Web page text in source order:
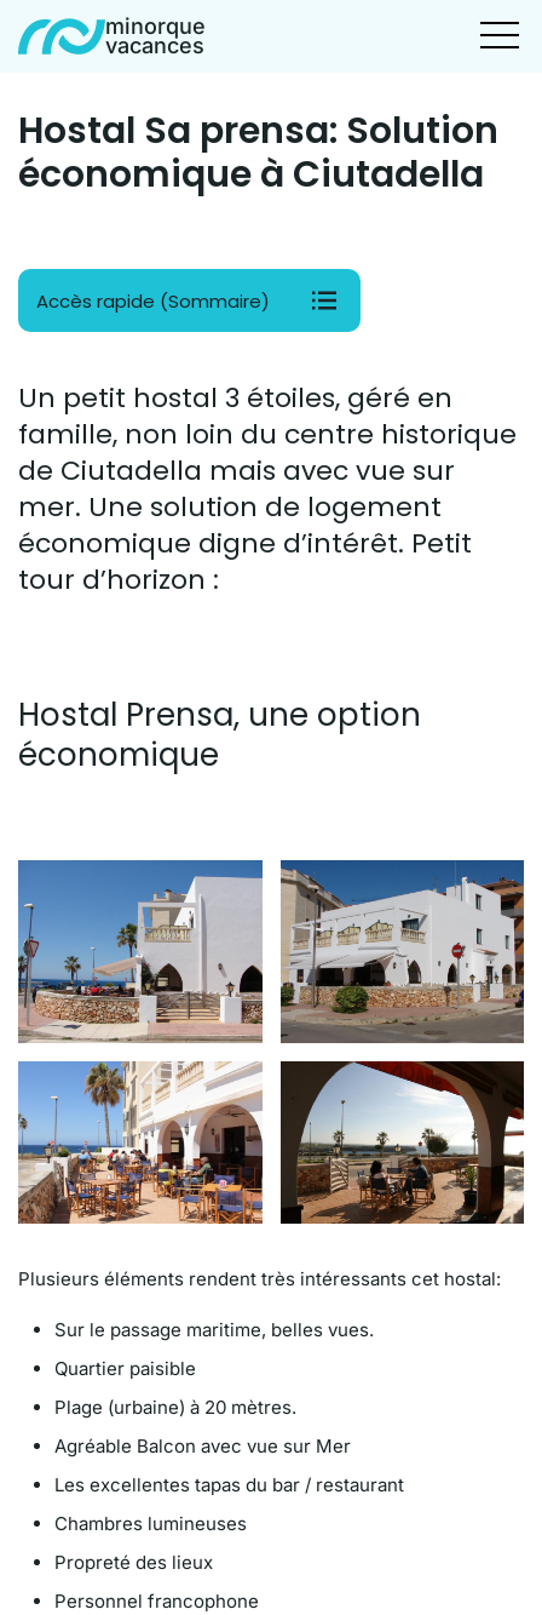
minorque
vacances
Hostal Sa prensa: Solution
économique à Ciutadella
Accès rapide (Sommaire)
Un petit hostal 3 étoiles, géré en
famille, non loin du centre historique
de Ciutadella mais avec vue sur
mer. Une solution de logement
économique digne d’intérêt. Petit
tour d’horizon :
Hostal Prensa, une option
économique
Plusieurs éléments rendent très intéressants cet hostal:
Sur le passage maritime, belles vues.
Quartier paisible
Plage (urbaine) à 20 mètres.
Agréable Balcon avec vue sur Mer
Les excellentes tapas du bar / restaurant
Chambres lumineuses
Propreté des lieux
Personnel francophone